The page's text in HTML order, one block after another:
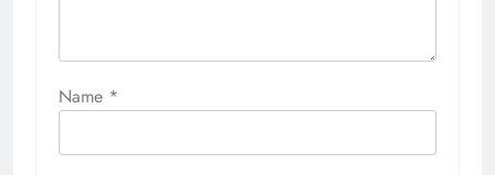
Name *